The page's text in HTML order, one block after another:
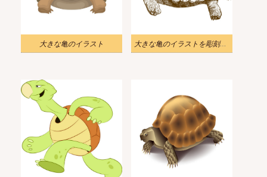
大きな亀のイラスト 大きな亀のイラストを彫刻する